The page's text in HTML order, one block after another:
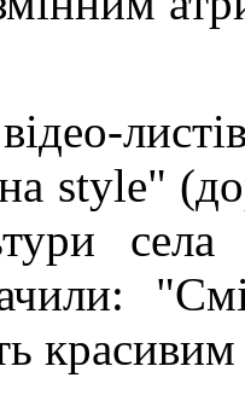
style"